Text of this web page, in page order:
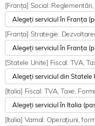
[Franța] Social:
[Franța] Strategie:
[Statele Unite] Fiscal: TVA,
[Italia] Fiscal: TVA, Taxe,
[Italia] Vamal: Operațiuni,